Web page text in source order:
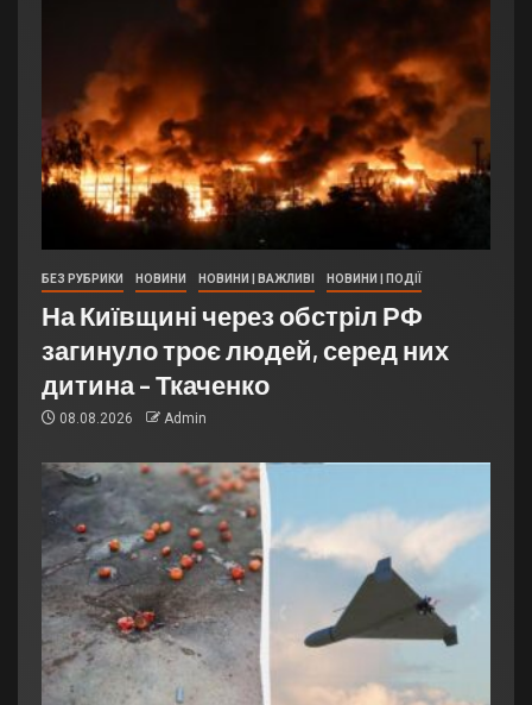
БЕЗ РУБРИКИ НОВИНИ НОВИНИ | ВАЖЛИВІ НОВИНИ | ПОДІЇ
На Київщині через обстріл РФ
загинуло троє людей, серед них
дитина – Ткаченко
08.08.2026 Admin